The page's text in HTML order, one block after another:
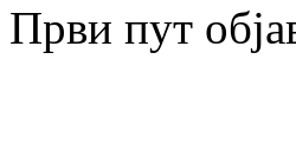
Први пут